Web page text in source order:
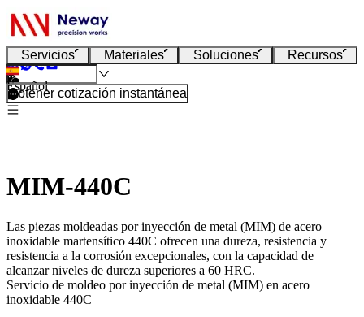
Servicios Materiales Soluciones Recursos
Español
Obtener cotización instantánea
MIM-440C
Las piezas moldeadas por inyección de metal (MIM) de acero
inoxidable martensítico 440C ofrecen una dureza, resistencia y
resistencia a la corrosión excepcionales, con la capacidad de
alcanzar niveles de dureza superiores a 60 HRC.
Servicio de moldeo por inyección de metal (MIM) en acero
inoxidable 440C